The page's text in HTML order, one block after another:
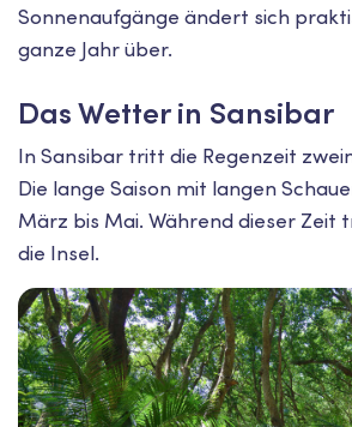
Sonnenaufgänge ändert sich
ganze Jahr über.
Das Wetter in Sansibar
In Sansibar tritt die Regenzeit
Die lange Saison mit langen
März bis Mai. Während dieser Zeit
die Insel.